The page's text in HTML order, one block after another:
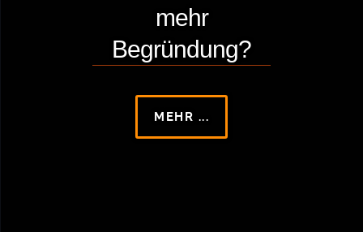
mehr
Begründung?
MEHR ...